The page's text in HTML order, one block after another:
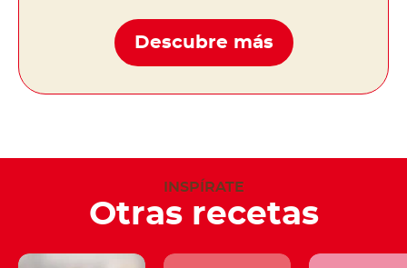
Descubre más
INSPÍRATE
Otras recetas